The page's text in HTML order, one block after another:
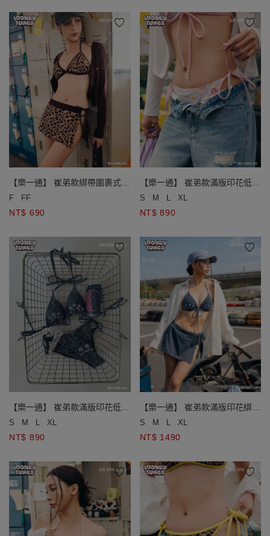
【樂一通】 崔弟款綁帶圍裹式外
罩短裙
F FF
NT$ 690
【樂一通】 崔弟款滿版印花低腰
雙綁帶泳褲
S M L XL
NT$ 890
【樂一通】 崔弟款滿版印花低腰
雙綁帶泳褲
S M L XL
NT$ 890
【樂一通】 崔弟款滿版印花綁帶
比基尼
S M L XL
NT$ 1490